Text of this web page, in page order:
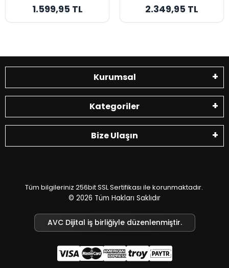
Bataryası - Box -
Orijinal Kapasite
1.599,95 TL
Bataryası - Box -
Maksimum Kapasite
2.349,95 TL
Kurumsal
Kategoriler
Bize Ulaşın
Tüm bilgileriniz 256bit SSL Sertifikası ile korunmaktadır.
© 2026 Tüm Hakları Saklıdır
AVC Dijital iş birliğiyle düzenlenmiştir.